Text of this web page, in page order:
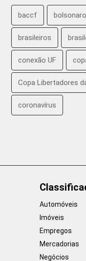
baccf bolsonaro
brasileiros
conexão UF
Copa Libertadores
coronavírus
Automóveis
Imóveis
Empregos
Mercadorias
Negócios